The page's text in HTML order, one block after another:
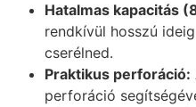
Hatalmas kapacitás
rendkívül hosszú
cserélned.
Praktikus perforáció:
perforáció